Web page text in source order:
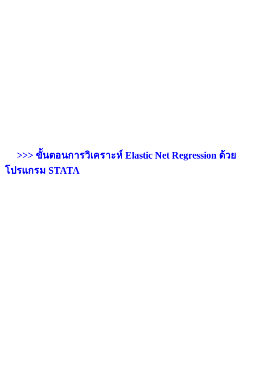
>>> ขั้นตอนการวิเคราะห์ Elastic Net Regression ด้วย
โปรแกรม STATA